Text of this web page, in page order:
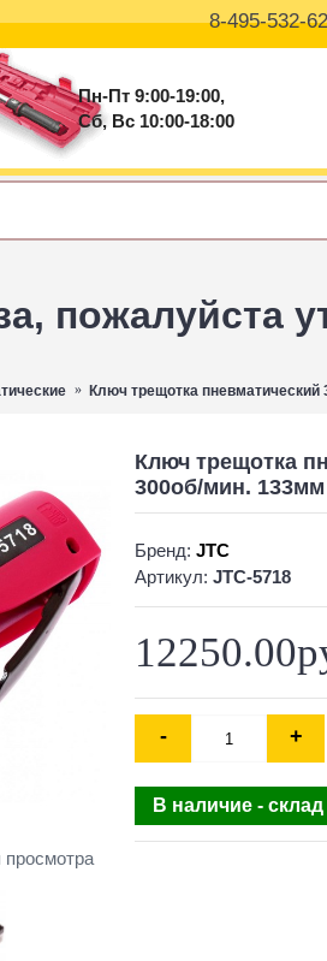
8-495-532-
Пн-Пт 9:00-19:00,
Сб, Вс 10:00-18:00
Ключ трещотка
Ключ трещотка
300об/мин.
Бренд: JTC
Артикул: JTC-5718
- +
В наличие - склад